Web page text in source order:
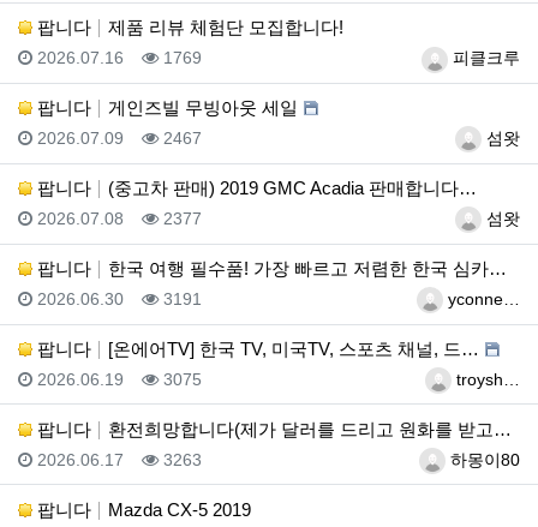
팝니다 제품 리뷰 체험단 모집합니다!
등록자피클크루
등록일
2026.07.16 조회
1769
팝니다 게인즈빌 무빙아웃 세일
등록자섬왓
등록일
2026.07.09 조회
2467
팝니다 (중고차 판매) 2019 GMC Acadia 판매합니다…
등록자섬왓
등록일
2026.07.08 조회
2377
팝니다 한국 여행 필수품! 가장 빠르고 저렴한 한국 심카드(e…
등록자yconne…
등록일
2026.06.30 조회
3191
팝니다 [온에어TV] 한국 TV, 미국TV, 스포츠 채널, 드…
등록자troysh…
등록일
2026.06.19 조회
3075
팝니다 환전희망합니다(제가 달러를 드리고 원화를 받고싶습니다)
등록자하몽이80
등록일
2026.06.17 조회
3263
팝니다 Mazda CX-5 2019